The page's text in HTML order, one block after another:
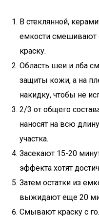
В стеклянной,
емкости смешивают
краску.
Область шеи и лба
защиты кожи, а на
накидку, чтобы не
2/3 от общего
наносят на всю
участка.
Засекают 15-20
эффекта хотят
Затем остатки из
выжидают еще 20
Смывают краску с